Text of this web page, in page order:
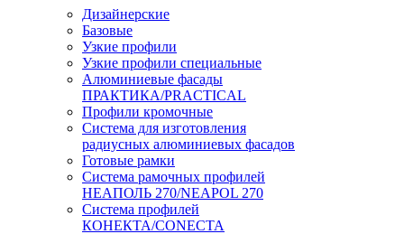
Дизайнерские
Базовые
Узкие профили
Узкие профили специальные
Алюминиевые фасады
ПРАКТИКА/PRACTICAL
Профили кромочные
Система для изготовления
радиусных алюминиевых фасадов
Готовые рамки
Система рамочных профилей
НЕАПОЛЬ 270/NEAPOL 270
Система профилей
КОНЕКТА/CONECTA